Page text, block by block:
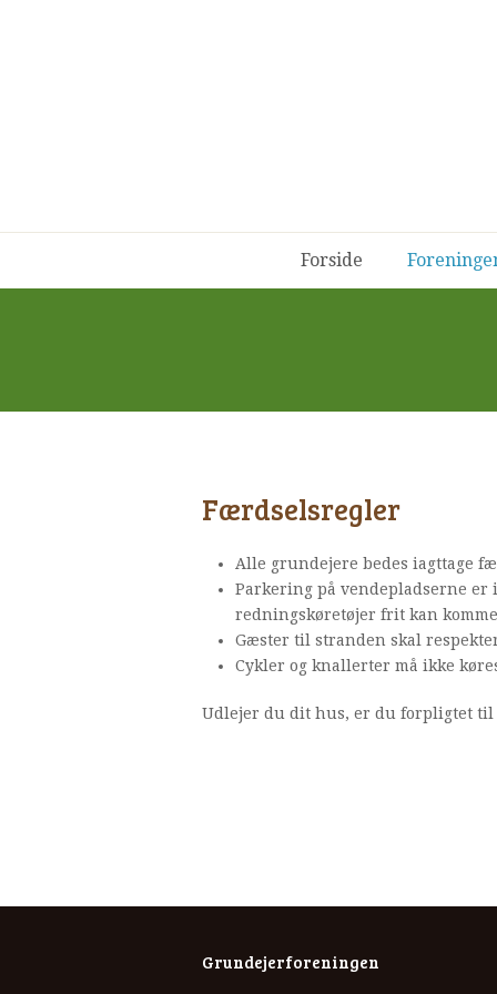
Forside
Færdselsregler
Alle grundejere bedes iagttage
Parkering på vendepladserne
redningskøretøjer frit kan
Gæster til stranden skal
Cykler og knallerter må ikke
Udlejer du dit hus, er du forpligtet
Grundejerforeningen